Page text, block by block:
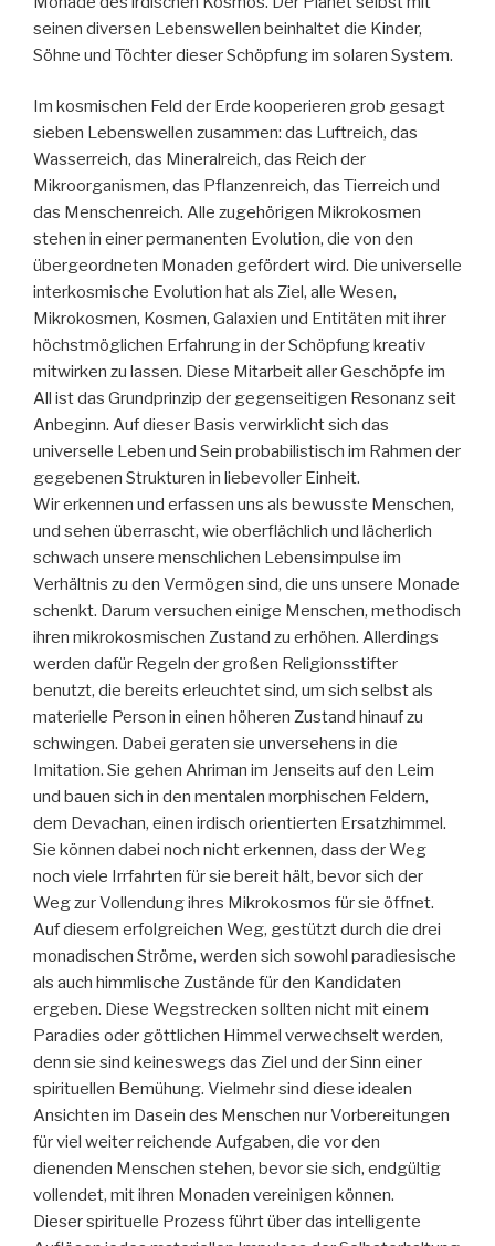
seinen diversen Lebenswellen beinhaltet die Kinder,
Söhne und Töchter dieser Schöpfung im solaren System.
Im kosmischen Feld der Erde kooperieren grob gesagt
sieben Lebenswellen zusammen: das Luftreich, das
Wasserreich, das Mineralreich, das Reich der
Mikroorganismen, das Pflanzenreich, das Tierreich und
das Menschenreich. Alle zugehörigen Mikrokosmen
stehen in einer permanenten Evolution, die von den
übergeordneten Monaden gefördert wird. Die universelle
interkosmische Evolution hat als Ziel, alle Wesen,
Mikrokosmen, Kosmen, Galaxien und Entitäten mit ihrer
höchstmöglichen Erfahrung in der Schöpfung kreativ
mitwirken zu lassen. Diese Mitarbeit aller Geschöpfe im
All ist das Grundprinzip der gegenseitigen Resonanz seit
Anbeginn. Auf dieser Basis verwirklicht sich das
universelle Leben und Sein probabilistisch im Rahmen der
gegebenen Strukturen in liebevoller Einheit.
Wir erkennen und erfassen uns als bewusste Menschen,
und sehen überrascht, wie oberflächlich und lächerlich
schwach unsere menschlichen Lebensimpulse im
Verhältnis zu den Vermögen sind, die uns unsere Monade
schenkt. Darum versuchen einige Menschen, methodisch
ihren mikrokosmischen Zustand zu erhöhen. Allerdings
werden dafür Regeln der großen Religionsstifter
benutzt, die bereits erleuchtet sind, um sich selbst als
materielle Person in einen höheren Zustand hinauf zu
schwingen. Dabei geraten sie unversehens in die
Imitation. Sie gehen Ahriman im Jenseits auf den Leim
und bauen sich in den mentalen morphischen Feldern,
dem Devachan, einen irdisch orientierten Ersatzhimmel.
Sie können dabei noch nicht erkennen, dass der Weg
noch viele Irrfahrten für sie bereit hält, bevor sich der
Weg zur Vollendung ihres Mikrokosmos für sie öffnet.
Auf diesem erfolgreichen Weg, gestützt durch die drei
monadischen Ströme, werden sich sowohl paradiesische
als auch himmlische Zustände für den Kandidaten
ergeben. Diese Wegstrecken sollten nicht mit einem
Paradies oder göttlichen Himmel verwechselt werden,
denn sie sind keineswegs das Ziel und der Sinn einer
spirituellen Bemühung. Vielmehr sind diese idealen
Ansichten im Dasein des Menschen nur Vorbereitungen
für viel weiter reichende Aufgaben, die vor den
dienenden Menschen stehen, bevor sie sich, endgültig
vollendet, mit ihren Monaden vereinigen können.
Dieser spirituelle Prozess führt über das intelligente